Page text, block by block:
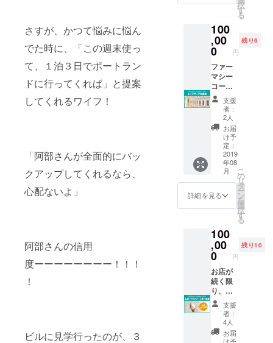
さすが、かつて悩みに悩ん
でた時に、「この週末使っ
て、１泊３日でポートラン
ドに行ってくれば」と提案
してくれるワイフ！
「阿部さんが全面的にバッ
クアップしてくれるなら、
心配ないよ」
阿部さんの信用
度ーーーーーーーー！！！
！
ビルに見学行ったのが、３
迎える
二人の
人生観
とは。
MASH
のミニ
ライブ
も予定
してい
ます。
Pharma
Coffee
Labの上
の階、
（株）
TDXの
ニュー
月２3日
（日）
、１８
時ス
ター
ト！
ねてか
がある
二人だ
からこ
そ話せ
ること
があ
る。 普
段ラジ
オやメ
ディア
では決
して聴
くこと
の出来
ない血
の通っ
た会
話、そ
して言
葉の
チボー
ル。 直
前まで
オレゴ
ン州
ポート
ランド
を訪問
した二
人。彼
らが現
地で見
択
す
る
100
,00
0 円
残り6
ファー
マシー
コー
ヒーラ
ボの
テーマ
は「遊
び方改
革」！
店内5坪
と小さ
なお店
ではあ
ります
が、お
好きな
中、あ
なた色
に染め
ていた
だき、
思いっ
きり遊
んでも
らえた
らなと
思いま
す！す
支援
者：
2人
お届
け予
定：
2019
年08
月
詳細を見る
こ
の
リ
タ
ー
ン
を
選
択
す
る
100
,00
0 円
残り10
お店が
続く限
り、こ
のパス
を見せ
ていた
だけれ
ば、ご
支援
者：
4人
お届
け予